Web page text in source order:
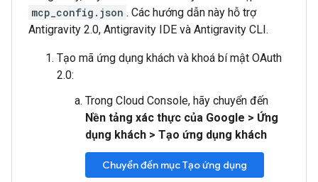
mcp_config.json . Các hướng dẫn này hỗ trợ
Antigravity 2.0, Antigravity IDE và Antigravity CLI.
Tạo mã ứng dụng khách và khoá bí mật OAuth
2.0:
Trong Cloud Console, hãy chuyển đến
Nền tảng xác thực của Google > Ứng
dụng khách > Tạo ứng dụng khách
Chuyển đến mục Tạo ứng dụng